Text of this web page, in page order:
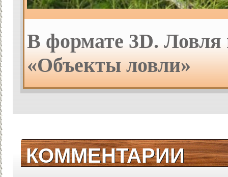
В формате 3D.
«Объекты ловли»
КОММЕНТАРИИ